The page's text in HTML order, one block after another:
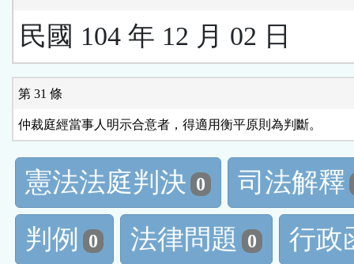
民國 104 年 12 月 02 日
第 31 條
仲裁庭經當事人明示合意者，得適用衡平原則為判斷。
憲法法庭判決 0
司法解釋
判例
0 法律問題 0
行政